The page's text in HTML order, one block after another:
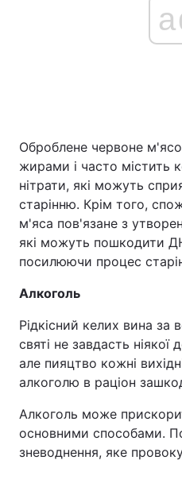
Оброблене червоне
жирами і часто містить
нітрати, які можуть
старінню. Крім того,
м'яса пов'язане з
які можуть пошкодити
посилюючи процес
Алкоголь
Рідкісний келих вина за
святі не завдасть ніякої
але пияцтво кожні
алкоголю в раціон
Алкоголь може
основними способами.
зневоднення, яке